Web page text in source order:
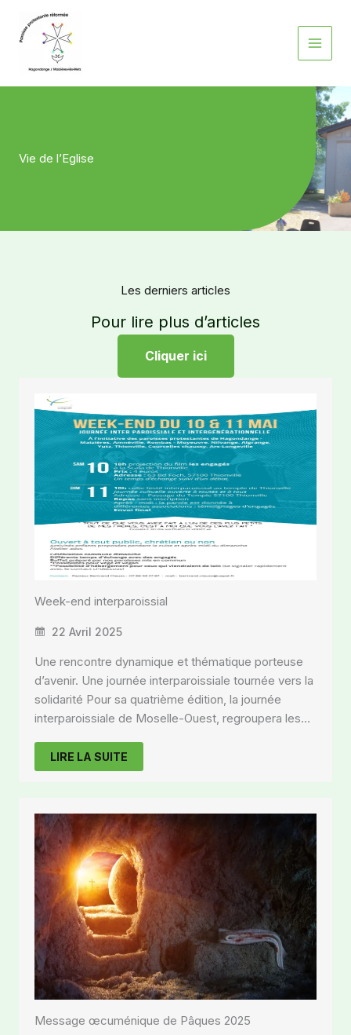
contenu
Vie de l’Eglise
Les derniers articles
Pour lire plus d’articles
Cliquer ici
Week-end interparoissial
22 Avril 2025
Une rencontre dynamique et thématique porteuse
d’avenir. Une journée interparoissiale tournée vers la
solidarité Pour sa quatrième édition, la journée
interparoissiale de Moselle-Ouest, regroupera les…
LIRE LA SUITE
Message œcuménique de Pâques 2025